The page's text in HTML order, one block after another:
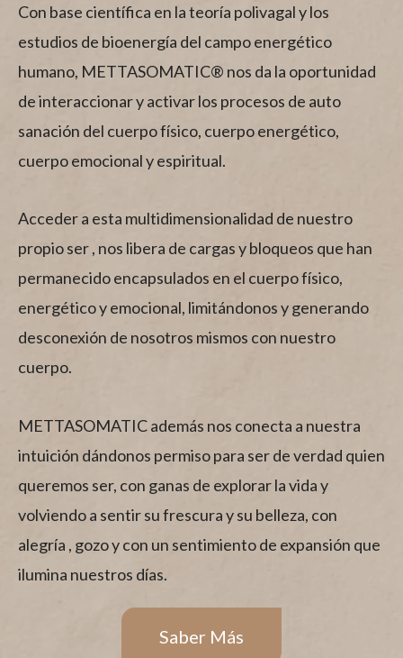
Con base científica en la teoría polivagal y los
estudios de bioenergía del campo energético
humano, METTASOMATIC® nos da la oportunidad
de interaccionar y activar los procesos de auto
sanación del cuerpo físico, cuerpo energético,
cuerpo emocional y espiritual.
Acceder a esta multidimensionalidad de nuestro
propio ser , nos libera de cargas y bloqueos que han
permanecido encapsulados en el cuerpo físico,
energético y emocional, limitándonos y generando
desconexión de nosotros mismos con nuestro
cuerpo.
METTASOMATIC además nos conecta a nuestra
intuición dándonos permiso para ser de verdad quien
queremos ser, con ganas de explorar la vida y
volviendo a sentir su frescura y su belleza, con
alegría , gozo y con un sentimiento de expansión que
ilumina nuestros días.
Saber Más